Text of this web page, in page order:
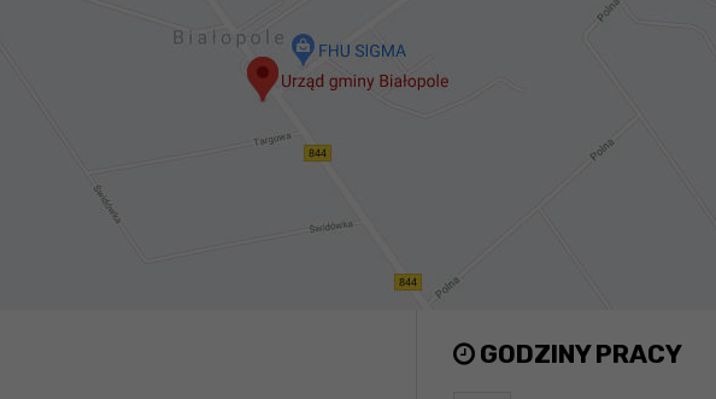
GODZINY PRACY